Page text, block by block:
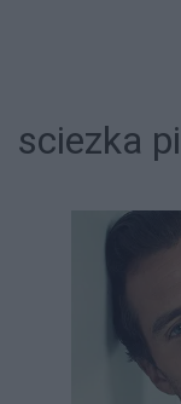
sciezka